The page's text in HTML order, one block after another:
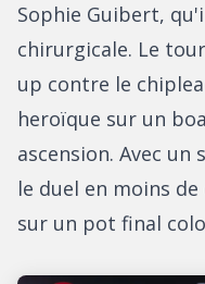
Sophie Guibert,
chirurgicale. Le
up contre le
heroïque sur un
ascension. Avec
le duel en moins
sur un pot final